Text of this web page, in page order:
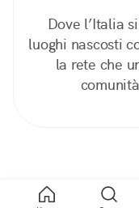
Dove l’Italia
luoghi nascosti
la rete che